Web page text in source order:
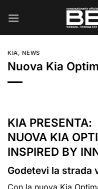
KIA, NEWS
Nuova Kia
KIA PRESENTA:
NUOVA KIA
INSPIRED BY
Godetevi la strada